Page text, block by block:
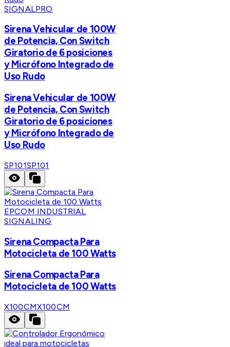
SIGNALPRO
Sirena Vehicular de 100W
de Potencia, Con Switch
Giratorio de 6 posiciones
y Micrófono Integrado de
Uso Rudo
Sirena Vehicular de 100W
de Potencia, Con Switch
Giratorio de 6 posiciones
y Micrófono Integrado de
Uso Rudo
SP101SP101
EPCOM INDUSTRIAL
SIGNALING
Sirena Compacta Para
Motocicleta de 100 Watts
Sirena Compacta Para
Motocicleta de 100 Watts
X100CMX100CM